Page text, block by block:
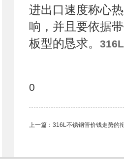
进出口速度称心
响，并且要依据
板型的恳求。
0
上一篇： 316L不锈钢管​价钱走势的